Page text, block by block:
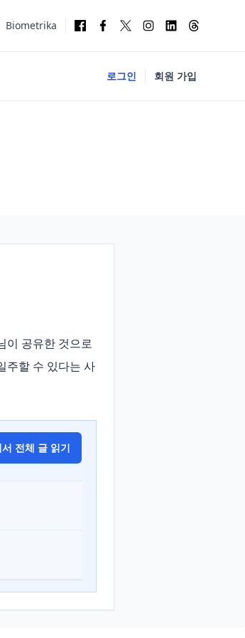
Biometrika
로그인 회원 가입
공유한 것으로
주할 수 있다는 사
전체 글 읽기